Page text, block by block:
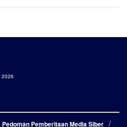
2026
Pedoman Pemberitaan Media Siber